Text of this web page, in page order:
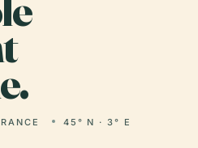
45° N · 3° E